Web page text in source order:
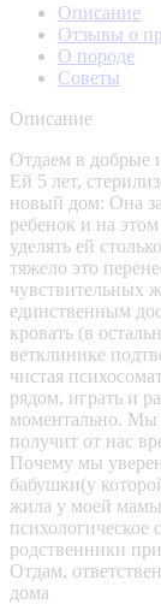
Описание
Отзывы о
О породе
Советы
Описание
Отдаем в
Ей 5 лет,
новый дом: Она
ребенок и на
уделять ей
тяжело это
чувствительных
единственным
кровать (в
ветклинике
чистая
рядом, играть и
моментально. Мы
получит от нас
Почему мы
бабушки(у
жила у моей мамы
психологическое
родственники
Отдам,
дома